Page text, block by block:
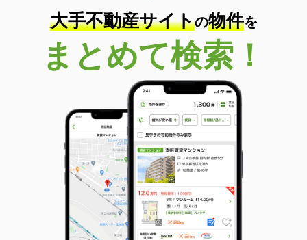
大手不動産サイトの物件を
まとめて検索！